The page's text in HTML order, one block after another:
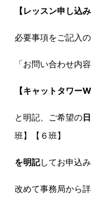
【レッスン申し込み
必要事項をご記入
「お問い合わせ内容
【キャットタワー
と明記、ご希望の
班】【６班】
を明記してお申込
改めて事務局から